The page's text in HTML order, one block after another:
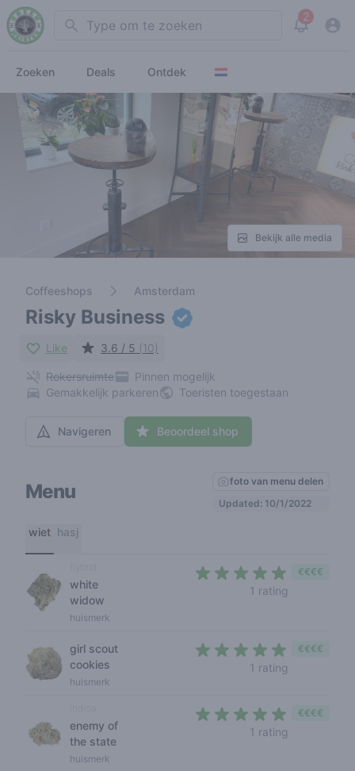
Search 2
View
Zoeken Deals Ontdek
Bekijk alle media
Coffeeshops Amsterdam
Risky Business
Like 3.6 / 5 (10)
Rokersruimte
Pinnen mogelijk
Gemakkelijk parkeren
Toeristen toegestaan
Navigeren Beoordeel shop
Menu
foto van menu delen
Updated: 10/1/2022
wiet hasj
white
widow
huismerk
1 rating
€€€€
girl scout
cookies
huismerk
1 rating
€€€€
enemy of
the state
huismerk
1 rating
€€€€